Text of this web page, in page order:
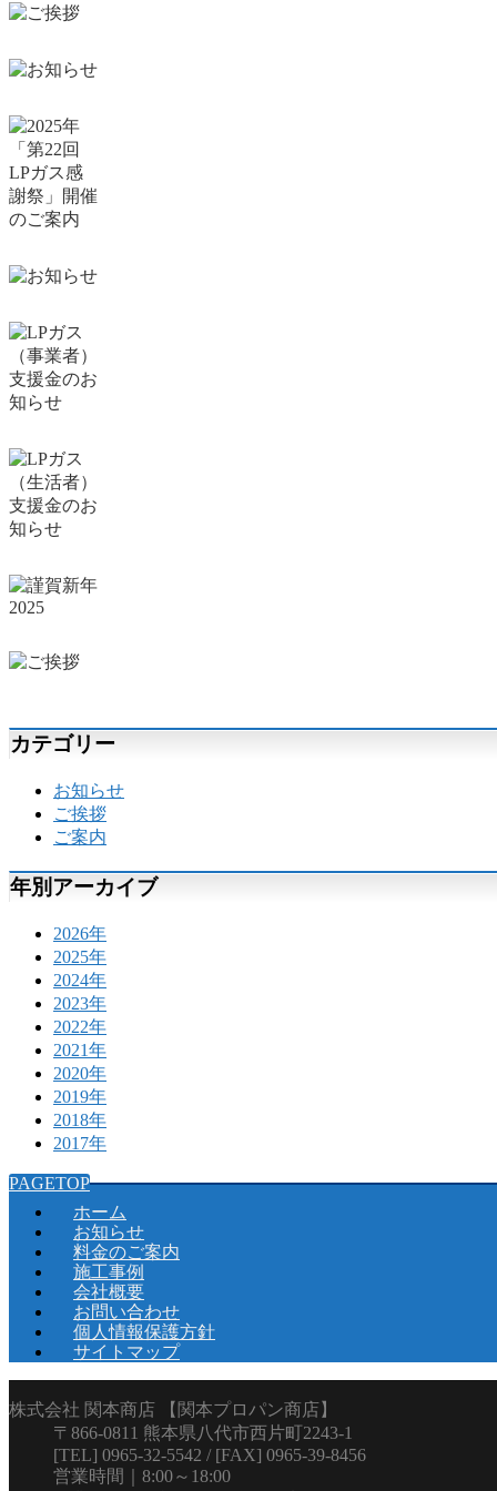
カテゴリー
お知らせ
ご挨拶
ご案内
年別アーカイブ
2026年
2025年
2024年
2023年
2022年
2021年
2020年
2019年
2018年
2017年
PAGETOP
ホーム
お知らせ
料金のご案内
施工事例
会社概要
お問い合わせ
個人情報保護方針
サイトマップ
株式会社 関本商店 【関本プロパン商店】
〒866-0811 熊本県八代市西片町2243-1
[TEL] 0965-32-5542 / [FAX] 0965-39-8456
営業時間｜8:00～18:00